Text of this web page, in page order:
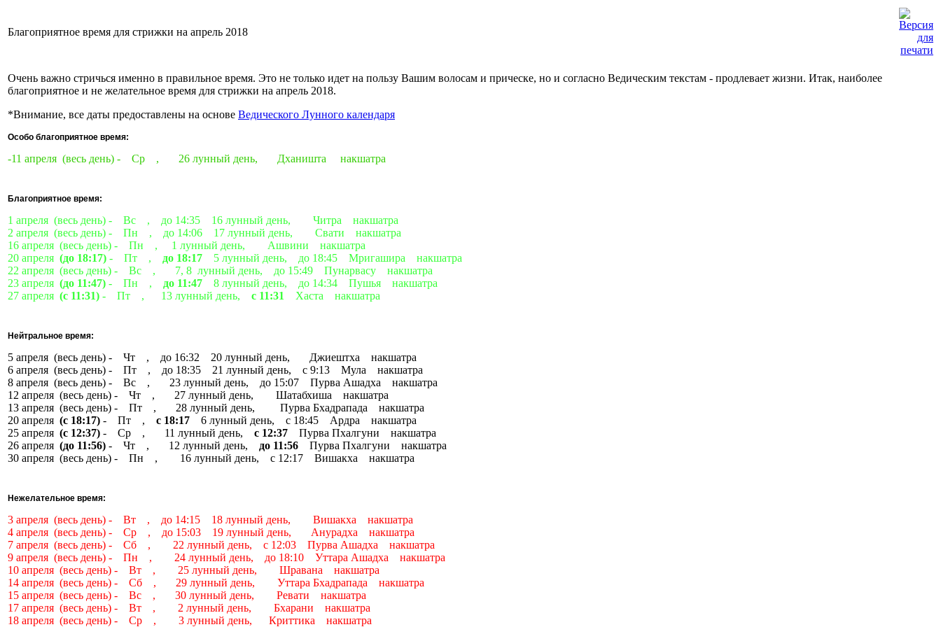
Благоприятное время для стрижки на апрель 2018
Очень важно стричься именно в правильное время. Это не только идет на пользу Вашим волосам и прическе, но и согласно Ведическим текстам - продлевает жизни. Итак, наиболее
благоприятное и не желательное время для стрижки на апрель 2018.
*Внимание, все даты предоставлены на основе Ведического Лунного календаря
Особо благоприятное время:
-11 апреля (весь день) - Ср , 26 лунный день, Дханишта накшатра
Благоприятное время:
1 апреля (весь день) - Вс , до 14:35 16 лунный день, Читра накшатра
2 апреля (весь день) - Пн , до 14:06 17 лунный день, Свати накшатра
16 апреля (весь день) - Пн , 1 лунный день, Ашвини накшатра
20 апреля (до 18:17) - Пт , до 18:17 5 лунный день, до 18:45 Мригашира накшатра
22 апреля (весь день) - Вс , 7, 8 лунный день, до 15:49 Пунарвасу накшатра
23 апреля (до 11:47) - Пн , до 11:47 8 лунный день, до 14:34 Пушья накшатра
27 апреля (с 11:31) - Пт , 13 лунный день, с 11:31 Хаста накшатра
Нейтральное время:
5 апреля (весь день) - Чт , до 16:32 20 лунный день, Джиештха накшатра
6 апреля (весь день) - Пт , до 18:35 21 лунный день, с 9:13 Мула накшатра
8 апреля (весь день) - Вс , 23 лунный день, до 15:07 Пурва Ашадха накшатра
12 апреля (весь день) - Чт , 27 лунный день, Шатабхиша накшатра
13 апреля (весь день) - Пт , 28 лунный день, Пурва Бхадрапада накшатра
20 апреля (с 18:17) - Пт , с 18:17 6 лунный день, с 18:45 Ардра накшатра
25 апреля (с 12:37) - Ср , 11 лунный день, с 12:37 Пурва Пхалгуни накшатра
26 апреля (до 11:56) - Чт , 12 лунный день, до 11:56 Пурва Пхалгуни накшатра
30 апреля (весь день) - Пн , 16 лунный день, с 12:17 Вишакха накшатра
Нежелательное время:
3 апреля (весь день) - Вт , до 14:15 18 лунный день, Вишакха накшатра
4 апреля (весь день) - Ср , до 15:03 19 лунный день, Анурадха накшатра
7 апреля (весь день) - Сб , 22 лунный день, с 12:03 Пурва Ашадха накшатра
9 апреля (весь день) - Пн , 24 лунный день, до 18:10 Уттара Ашадха накшатра
10 апреля (весь день) - Вт , 25 лунный день, Шравана накшатра
14 апреля (весь день) - Сб , 29 лунный день, Уттара Бхадрапада накшатра
15 апреля (весь день) - Вс , 30 лунный день, Ревати накшатра
17 апреля (весь день) - Вт , 2 лунный день, Бхарани накшатра
18 апреля (весь день) - Ср , 3 лунный день, Криттика накшатра